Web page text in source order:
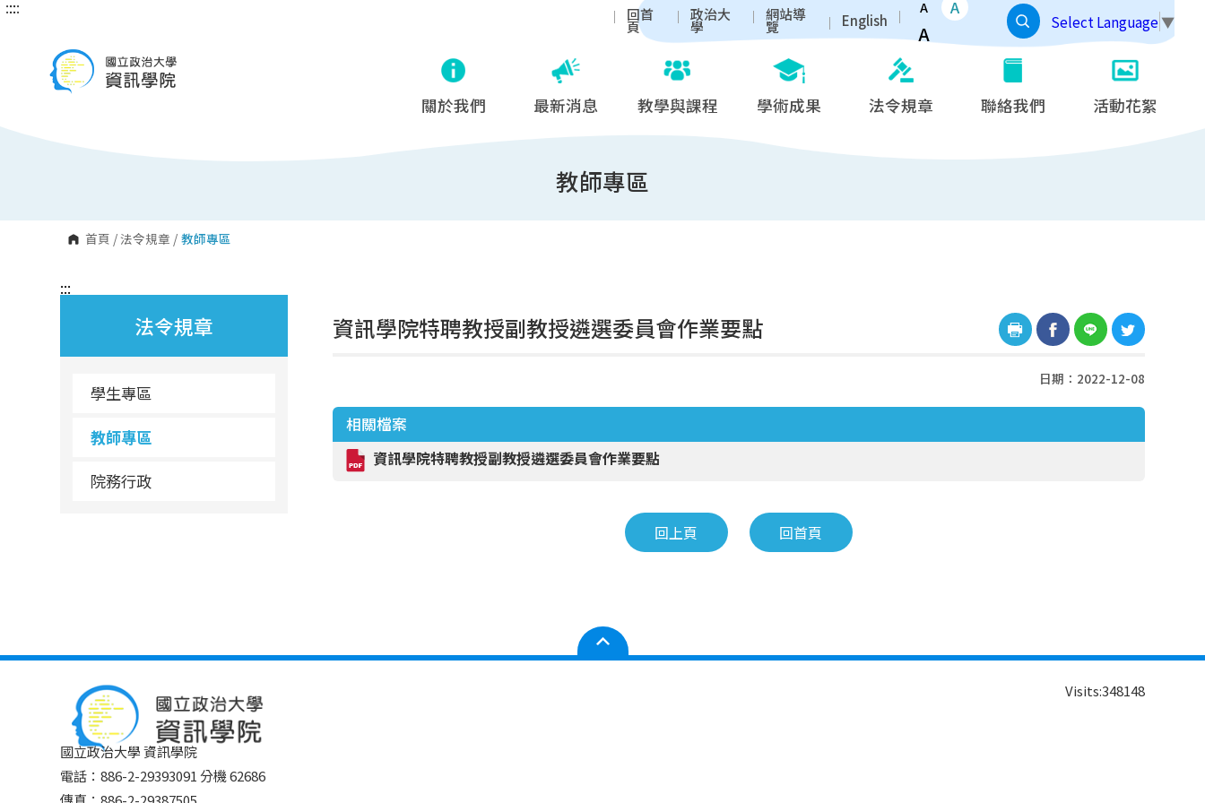
跳
::: 回首
頁
政治大
學
網站導
覽 English
A A
A
Select Language ▼
關於我們 最新消息 教學與課程 學術成果 法令規章 聯絡我們 活動花絮
教師專區
首頁 /法令規章 / 教師專區
:::
法令規章
學生專區
教師專區
院務行政
:::
資訊學院特聘教授副教授遴選委員會作業要點
日期：2022-12-08
相關檔案
資訊學院特聘教授副教授遴選委員會作業要點
回上頁 回首頁
國立政治大學 資訊學院
電話：886-2-29393091 分機 62686
Visits:348148